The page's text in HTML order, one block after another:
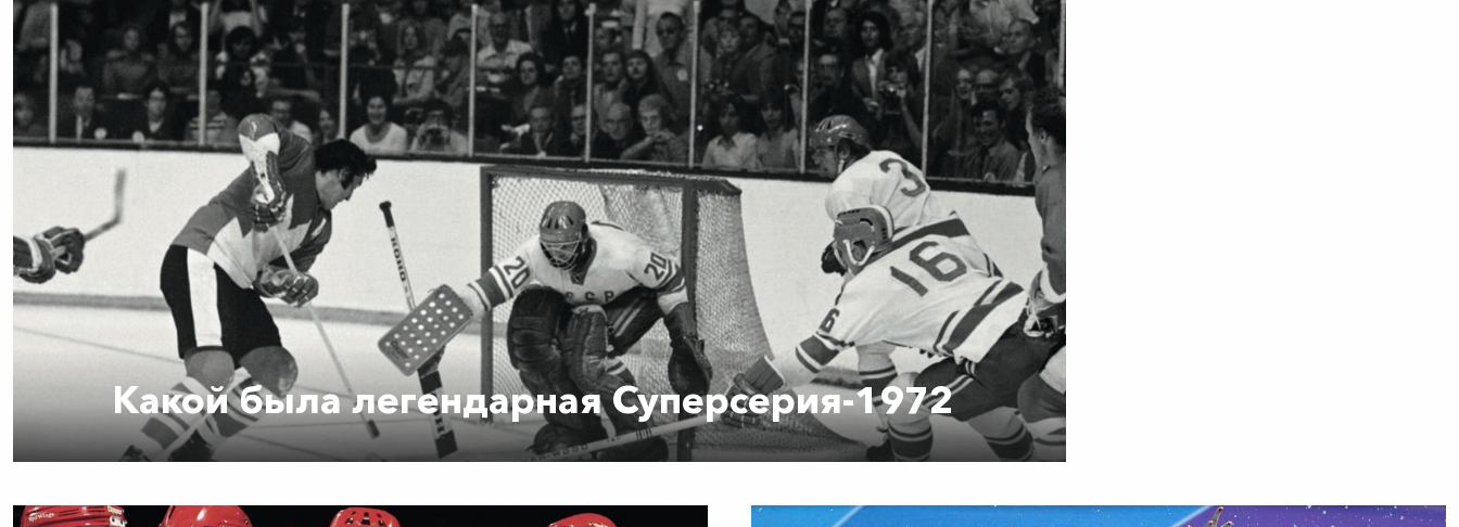
Какой была легендарная Суперсерия-1972